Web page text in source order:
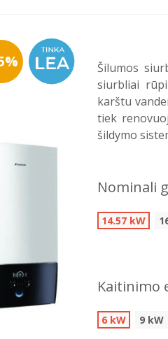
Šilumos
siurbliai
karštu
tiek
šildymo
Nominali
14.57 kW
Kaitinimo
6 kW 9 kW